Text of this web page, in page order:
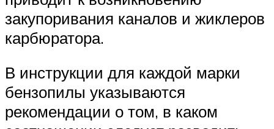
закупоривания каналов и жиклеров
карбюратора.
В инструкции для каждой марки
бензопилы указываются
рекомендации о том, в каком